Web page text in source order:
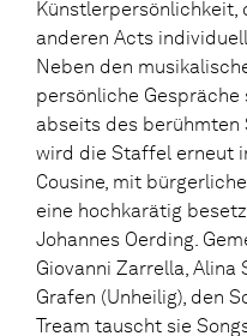
Künstlerpersönlichkeit,
anderen Acts
Neben den
persönliche
abseits des berühmten
wird die Staffel erneut
Cousine, mit
eine hochkarätig
Johannes Oerding.
Giovanni Zarrella, Alina
Grafen (Unheilig), den
Tream tauscht sie